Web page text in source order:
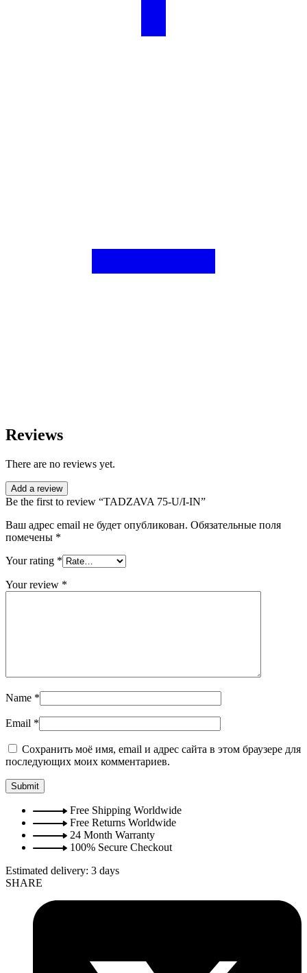
Reviews
There are no reviews yet.
Add a review
Be the first to review “TADZAVA 75-U/I-IN”
Ваш адрес email не будет опубликован. Обязательные поля
помечены *
Your rating *
Your review *
Name *
Email *
Сохранить моё имя, email и адрес сайта в этом браузере для
последующих моих комментариев.
Free Shipping Worldwide
Free Returns Worldwide
24 Month Warranty
100% Secure Checkout
Estimated delivery: 3 days
SHARE